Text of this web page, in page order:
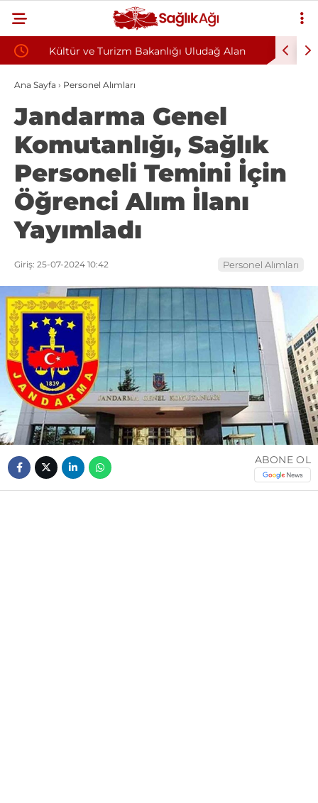
Kültür ve Turizm Bakanlığı Uludağ Alan
Başkanlığı 11 Sürekli İşçi Alımı Duyuruldu
Bu
Ana Sayfa › Personel Alımları
Jandarma Genel
Komutanlığı, Sağlık
Personeli Temini İçin
Öğrenci Alım İlanı
Yayımladı
Giriş: 25-07-2024 10:42 Personel Alımları
ABONE OL